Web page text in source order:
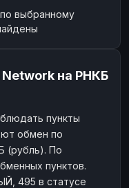
выбранному
Network на РНКБ
пункты
обмен по
(рубль). По
пунктов.
495 в статусе